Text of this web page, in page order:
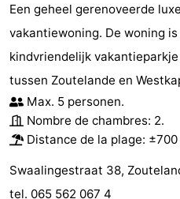
Oranjezon
Oostkapelle
-
Nature
de
Mantelingen
-
Domburg
-
Westkapelle
-
Walcherse
Dishoek
-
Een geheel gerenoveerde
vakantiewoning. De woning
kindvriendelijk vakantieparkje
tussen Zoutelande en
Max. 5 personen.
Nombre de chambres: 2.
Distance de la plage: ±700
Swaalingestraat 38,
tel. 065 562 067 4